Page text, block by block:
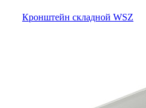
Кронштейн складной WSZ